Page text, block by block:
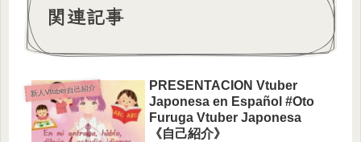
関連記事
新人Vtuber自己紹介
PRESENTACION Vtuber
Japonesa en Español #Oto
Furuga Vtuber Japonesa
《自己紹介》